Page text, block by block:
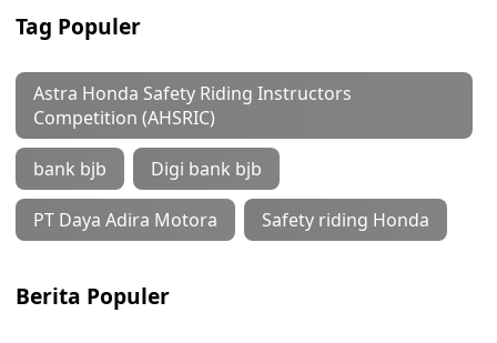
Tag Populer
Astra Honda Safety Riding Instructors
Competition (AHSRIC)
bank bjb Digi bank bjb
PT Daya Adira Motora Safety riding Honda
Berita Populer